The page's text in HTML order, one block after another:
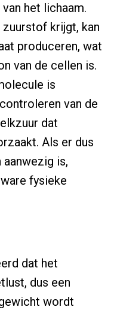
het lichaam.
krijgt, kan
produceren, wat
van de cellen is.
is
van de
dat
Als er dus
is,
fysieke
dat het
dus een
wordt